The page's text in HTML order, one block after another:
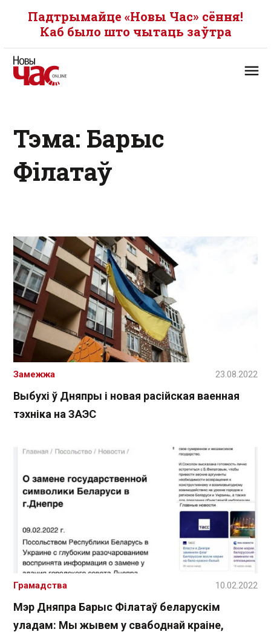
Падтрымайце «Новы Час» сёння!
Каб было што чытаць заўтра
Тэма: Барыс
Філатаў
Выбухі ў Дняпры і новая расійская ваенная
тэхніка на ЗАЭС
Замежжа 23.08.2022
Мэр Дняпра Барыс Філатаў беларускім
уладам: Мы жывем у свабоднай краіне,
Грамадства 10.02.2022